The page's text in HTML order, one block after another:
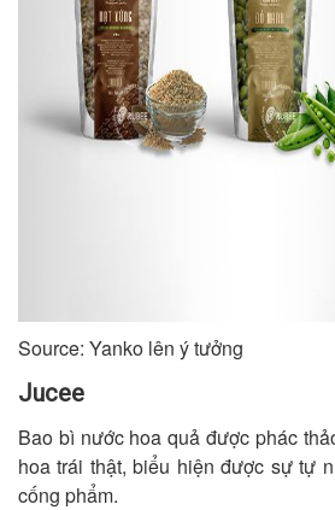
Source: Yanko lên ý tưởng
Jucee
Bao bì nước hoa quả được phác
hoa trái thật, biểu hiện được sự tự
cống phẩm.